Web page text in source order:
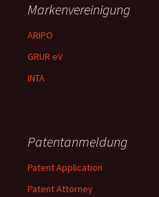
Markenvereinigung
ARIPO
GRUR eV
INTA
Patentanmeldung
Patent Application
Patent Attorney